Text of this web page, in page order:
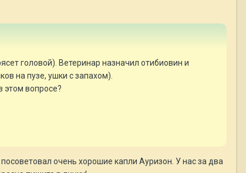
головой). Ветеринар назначил отибиовин и
на пузе, ушки с запахом).
этом вопросе?
очень хорошие капли Ауризон. У нас за два